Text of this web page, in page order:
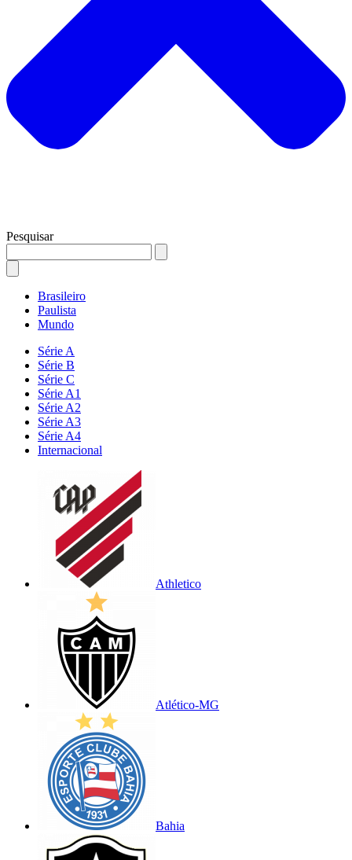
Pesquisar
Brasileiro
Paulista
Mundo
Série A
Série B
Série C
Série A1
Série A2
Série A3
Série A4
Internacional
Athletico
Atlético-MG
Bahia